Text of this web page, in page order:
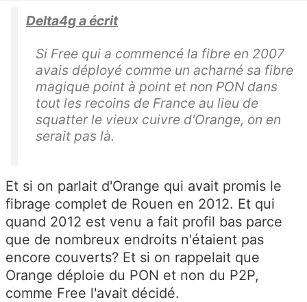
Delta4g a écrit
Si Free qui a commencé la fibre en 2007
avais déployé comme un acharné sa fibre
magique point à point et non PON dans
tout les recoins de France au lieu de
squatter le vieux cuivre d'Orange, on en
serait pas là.
Et si on parlait d'Orange qui avait promis le
fibrage complet de Rouen en 2012. Et qui
quand 2012 est venu a fait profil bas parce
que de nombreux endroits n'étaient pas
encore couverts? Et si on rappelait que
Orange déploie du PON et non du P2P,
comme Free l'avait décidé.